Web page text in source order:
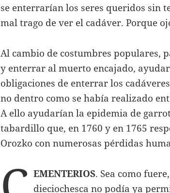
se enterrarían los seres queridos sin
mal trago de ver el cadáver. Porque
Al cambio de costumbres populares,
y enterrar al muerto encajado,
obligaciones de enterrar los
no dentro como se había realizado
A ello ayudarían la epidemia de
tabardillo que, en 1760 y en 1765
Orozko con numerosas pérdidas
EMENTERIOS. Sea como
dieciochesca no podía ya